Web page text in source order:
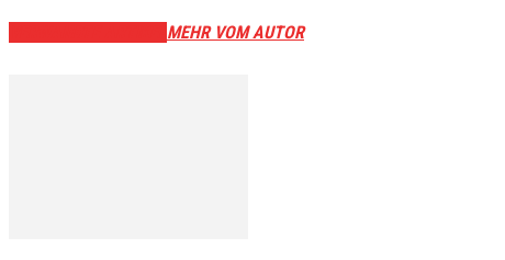
MEHR VOM AUTOR